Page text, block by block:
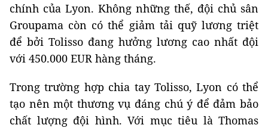
chính của Lyon. Không những thế, đội chủ sân
Groupama còn có thể giảm tải quỹ lương triệt
để bởi Tolisso đang hưởng lương cao nhất đội
với 450.000 EUR hàng tháng.
Trong trường hợp chia tay Tolisso, Lyon có thể
tạo nên một thương vụ đáng chú ý để đảm bảo
chất lượng đội hình. Với mục tiêu là Thomas